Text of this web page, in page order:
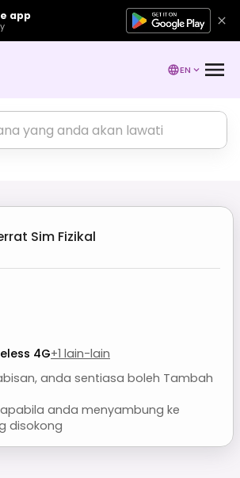
app
EN
Sim Fizikal
4G+1 lain-lain
anda sentiasa boleh Tambah
anda menyambung ke
disokong